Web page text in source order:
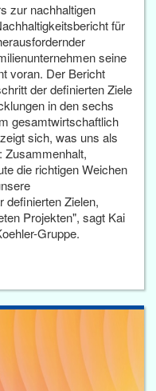
zur nachhaltigen
für
seine
voran. Der Bericht
der definierten Ziele
in den sechs
gesamtwirtschaftlich
sich, was uns als
Zusammenhalt,
die richtigen Weichen
definierten Zielen,
Projekten", sagt Kai
Gruppe.